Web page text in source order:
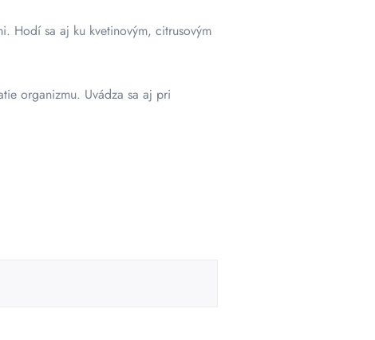
Hodí sa aj ku kvetinovým, citrusovým
organizmu. Uvádza sa aj pri